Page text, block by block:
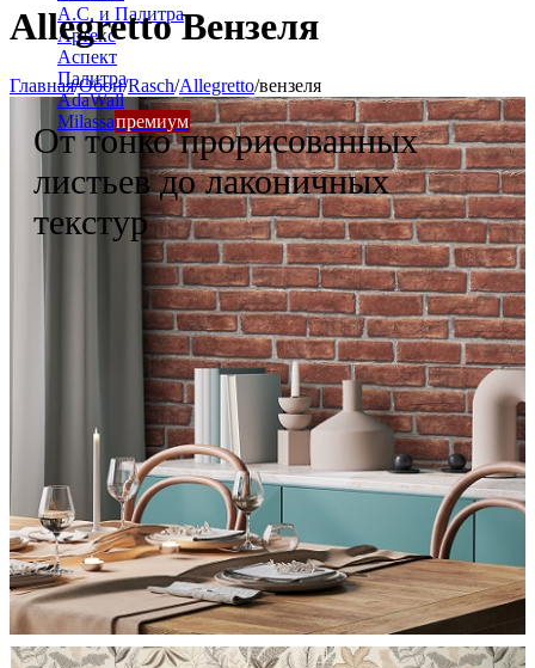
А.С. и Палитра
Артекс
Аспект
Палитра
AdaWall
Milassaпремиум
Allegretto Вензеля
Главная/Обои/Rasch/Allegretto/вензеля
От тонко прорисованных
листьев до лаконичных
текстур